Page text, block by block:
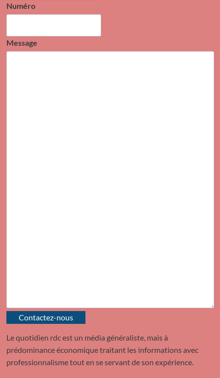
Numéro
Message
Contactez-nous
Le quotidien rdc est un média généraliste, mais à
prédominance économique traitant les informations avec
professionnalisme tout en se servant de son expérience.